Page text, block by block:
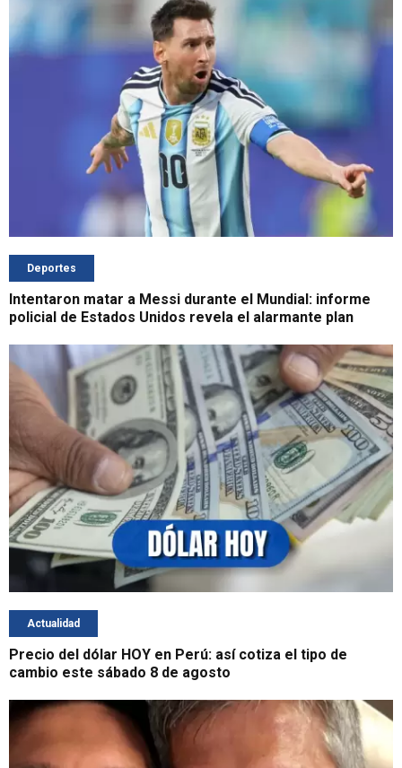
Deportes
Intentaron matar a Messi durante el Mundial: informe
policial de Estados Unidos revela el alarmante plan
Actualidad
Precio del dólar HOY en Perú: así cotiza el tipo de
cambio este sábado 8 de agosto